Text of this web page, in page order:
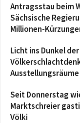
Antragsstau beim
Sächsische
Millionen-
Licht ins Dunkel
Seit Donnerstag
Marktschreier
Völki